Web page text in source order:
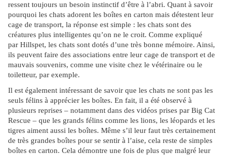
ressent toujours un besoin instinctif d’être à l’abri. Quant à savoir
pourquoi les chats adorent les boîtes en carton mais détestent leur
cage de transport, la réponse est simple : les chats sont des
créatures plus intelligentes qu’on ne le croit. Comme expliqué
par Hillspet, les chats sont dotés d’une très bonne mémoire. Ainsi,
ils peuvent faire des associations entre leur cage de transport et de
mauvais souvenirs, comme une visite chez le vétérinaire ou le
toiletteur, par exemple.
Il est également intéressant de savoir que les chats ne sont pas les
seuls félins à apprécier les boîtes. En fait, il a été observé à
plusieurs reprises – notamment dans des vidéos prises par Big Cat
Rescue – que les grands félins comme les lions, les léopards et les
tigres aiment aussi les boîtes. Même s’il leur faut très certainement
de très grandes boîtes pour se sentir à l’aise, cela reste de simples
boîtes en carton. Cela démontre une fois de plus que malgré leur